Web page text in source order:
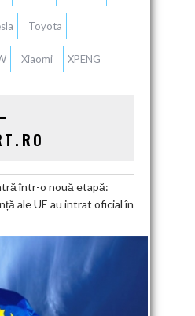
Toyota
Xiaomi XPENG
într-o nouă etapă:
ale UE au intrat oficial în